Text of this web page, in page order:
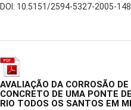
DOI: 10.5151/2594-5327-2005-
AVALIAÇÃO DA CORROSÃO
CONCRETO DE UMA PONTE
RIO TODOS OS SANTOS EM